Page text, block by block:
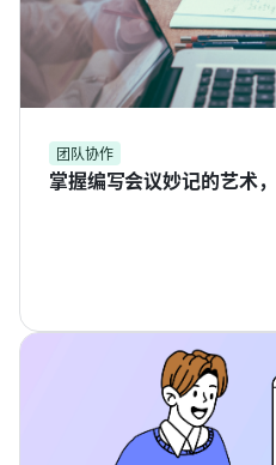
团队协作
掌握编写会议妙记的艺术